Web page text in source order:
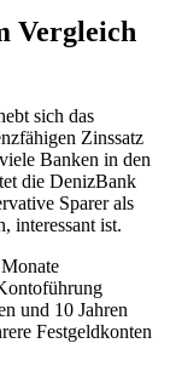
Vergleich
sich das
Zinssatz
Banken in den
die DenizBank
Sparer als
interessant ist.
und 10 Jahren
Festgeldkonten